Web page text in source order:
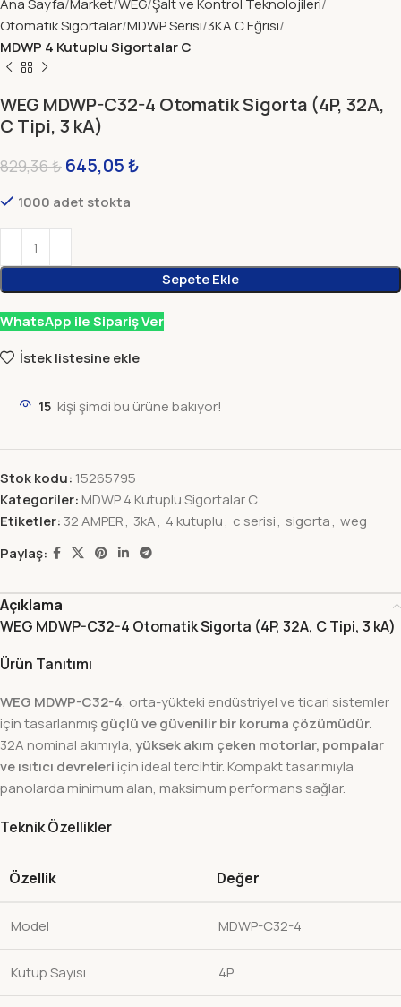
Ana Sayfa Market WEG Şalt ve Kontrol Teknolojileri
Otomatik Sigortalar MDWP Serisi 3KA C Eğrisi
MDWP 4 Kutuplu Sigortalar C
WEG MDWP-C32-4 Otomatik Sigorta (4P, 32A,
C Tipi, 3 kA)
829,36₺ 645,05₺
1000 adet stokta
Sepete Ekle
WhatsApp ile Sipariş Ver
İstek listesine ekle
15 kişi şimdi bu ürüne bakıyor!
Stok kodu: 15265795
Kategoriler: MDWP 4 Kutuplu Sigortalar C
Etiketler: 32 AMPER, 3kA, 4 kutuplu, c serisi, sigorta, weg
Paylaş:
Açıklama
WEG MDWP-C32-4 Otomatik Sigorta (4P, 32A, C Tipi, 3 kA)
Ürün Tanıtımı
WEG MDWP-C32-4, orta-yükteki endüstriyel ve ticari sistemler
için tasarlanmışgüçlü ve güvenilir bir koruma çözümüdür.
32A nominal akımıyla, yüksek akım çeken motorlar, pompalar
ve ısıtıcı devreleri için ideal tercihtir. Kompakt tasarımıyla
panolarda minimum alan, maksimum performans sağlar.
Teknik Özellikler
Özellik Değer
Model MDWP-C32-4
Kutup Sayısı 4P